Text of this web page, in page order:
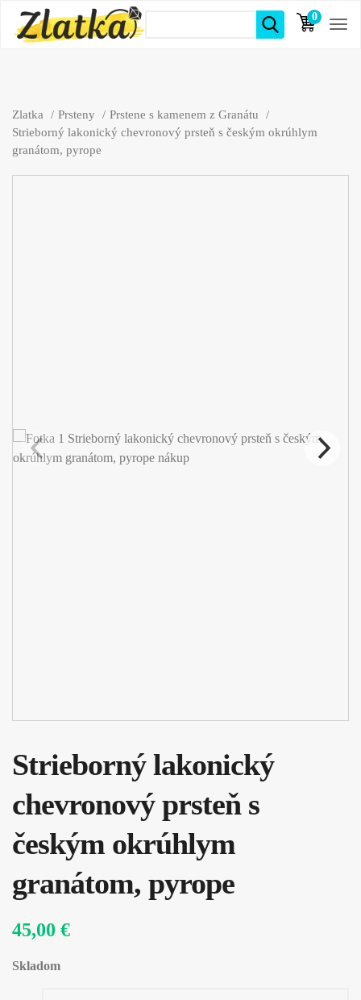
0
položiek
Zlatka Prsteny
Prstene s kamenem z Granátu
Strieborný lakonický chevronový prsteň s českým okrúhlym
granátom, pyrope
Strieborný lakonický
chevronový prsteň s
českým okrúhlym
granátom, pyrope
45,00 €
Skladom